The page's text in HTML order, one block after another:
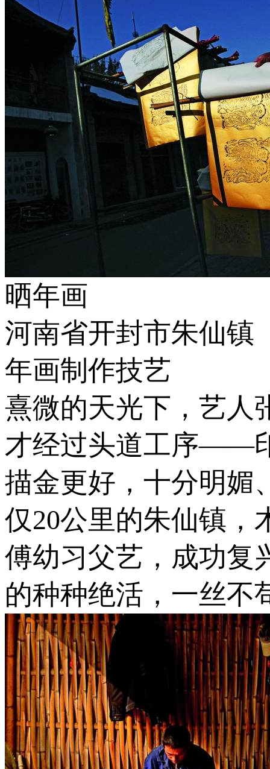
晒年画
河南省开封市朱仙镇
年画制作技艺
熹微的天光下，艺人
才经过头道工序——
描金更好，十分明媚
仅20公里的朱仙镇，
傅幼习父艺，成功复
的种种绝活，一丝不